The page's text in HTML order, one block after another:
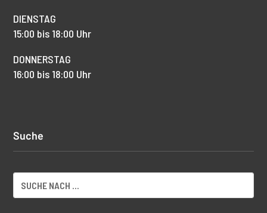
DIENSTAG
15:00 bis 18:00 Uhr
DONNERSTAG
16:00 bis 18:00 Uhr
Suche